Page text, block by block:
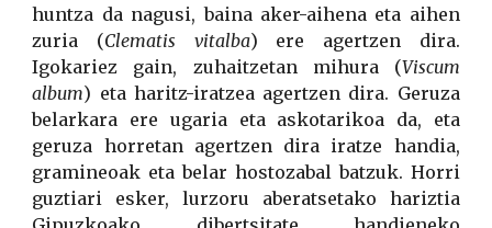
huntza da nagusi, baina aker-aihena eta aihen
zuria (Clematis vitalba) ere agertzen dira.
Igokariez gain, zuhaitzetan mihura (Viscum
album) eta haritz-iratzea agertzen dira. Geruza
belarkara ere ugaria eta askotarikoa da, eta
geruza horretan agertzen dira iratze handia,
gramineoak eta belar hostozabal batzuk. Horri
guztiari esker, lurzoru aberatsetako hariztia